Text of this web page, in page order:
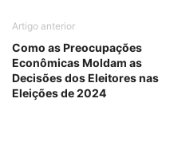
Artigo anterior
Como as Preocupações
Econômicas Moldam as
Decisões dos Eleitores nas
Eleições de 2024